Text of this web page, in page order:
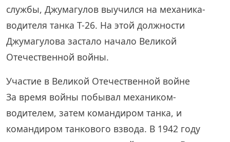
службы, Джумагулов выучился на механика-
водителя танка Т-26. На этой должности
Джумагулова застало начало Великой
Отечественной войны.
Участие в Великой Отечественной войне
За время войны побывал механиком-
водителем, затем командиром танка, и
командиром танкового взвода. В 1942 году